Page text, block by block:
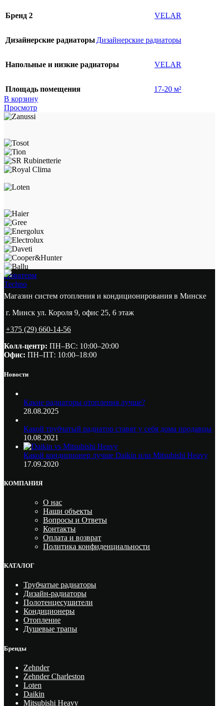
Бренд 2 VELAR
Дизайнерские радиаторы Дизайнерские радиаторы
Напольные и низкие радиаторы VELAR
Площадь помещения
17-20 м²
В корзину
Просмотр
Новатерм
Techno
Магазин систем отопления и кондиционирования в Минске
г. Минск ул. Короля 9, офис 25, 6 этаж
+375 (29) 660-14-56
Колл-центр: ПН–ВС: 10:00–20:00​
Офис: ПН–ПТ: 10:00–18:00
Новости
Какие радиаторы отопления лучше?
28.08.2025
Какой трубчатый радиатор ставят у себя дома продавцы
10.08.2021
Какой кондиционер лучше Daikin или Mitsubishi Heavy
17.09.2020
КОМПАНИЯ
О нас
Наши объекты
Вопросы и Ответы
Контакты
Оплата и возврат
Политика конфиденциальности
КАТАЛОГ
Трубчатые радиаторы
Дизайн-радиаторы
Полотенцесушители
Кондиционеры
Отопление
Душевые трапы
Бренды
Zehnder
Zehnder Charleston
Loten
Daikin
Mitsubishi Heavy